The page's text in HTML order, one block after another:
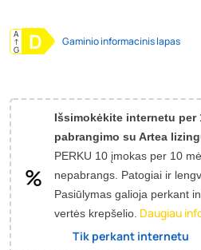
A
↑
G D Gaminio informacinis lapas
Išsimokėkite internetu per
pabrangimo su Artea
PERKU 10 įmokas per 10
nepabrangs. Patogiai ir
Pasiūlymas galioja perkant
vertės krepšelio. Daugiau
Tik perkant internetu